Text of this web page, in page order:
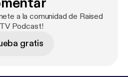
a la comunidad de Raised
Podcast!
gratis